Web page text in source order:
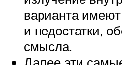
варианта
и недостатки,
смысла.